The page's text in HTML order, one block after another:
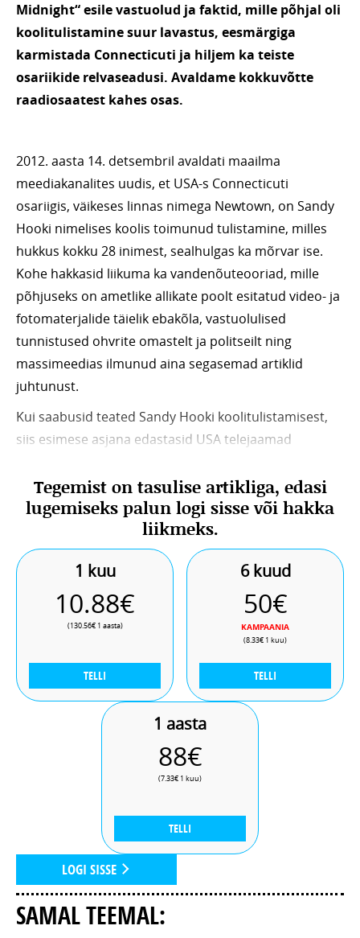
Midnight“ esile vastuolud ja faktid, mille põhjal oli
koolitulistamine suur lavastus, eesmärgiga
karmistada Connecticuti ja hiljem ka teiste
osariikide relvaseadusi. Avaldame kokkuvõtte
raadiosaatest kahes osas.
2012. aasta 14. detsembril avaldati maailma
meediakanalites uudis, et USA-s Connecticuti
osariigis, väikeses linnas nimega Newtown, on Sandy
Hooki nimelises koolis toimunud tulistamine, milles
hukkus kokku 28 inimest, sealhulgas ka mõrvar ise.
Kohe hakkasid liikuma ka vandenõuteooriad, mille
põhjuseks on ametlike allikate poolt esitatud video- ja
fotomaterjalide täielik ebakõla, vastuolulised
tunnistused ohvrite omastelt ja politseilt ning
massimeedias ilmunud aina segasemad artiklid
juhtunust.
Kui saabusid teated Sandy Hooki koolitulistamisest,
siis esimese asjana edastasid USA telejaamad
metsa vahel põgenevat kahtlusalust, kelle võimud
peatselt tabasid.
Siis levisid jutud koguni kolmest tulistajast.
Järgmisena näitasid telekanalid videot, kus
kahtlusalune istus politseiauto esiistmel ja ütles, et
tema seda e
Tegemist on tasulise artikliga, edasi
lugemiseks palun logi sisse või hakka
liikmeks.
1 kuu
10.88€
(130.56€ 1 aasta)
TELLI
6 kuud
50€
KAMPAANIA
(8.33€ 1 kuu)
TELLI
1 aasta
88€
(7.33€ 1 kuu)
TELLI
LOGI SISSE
SAMAL TEEMAL: